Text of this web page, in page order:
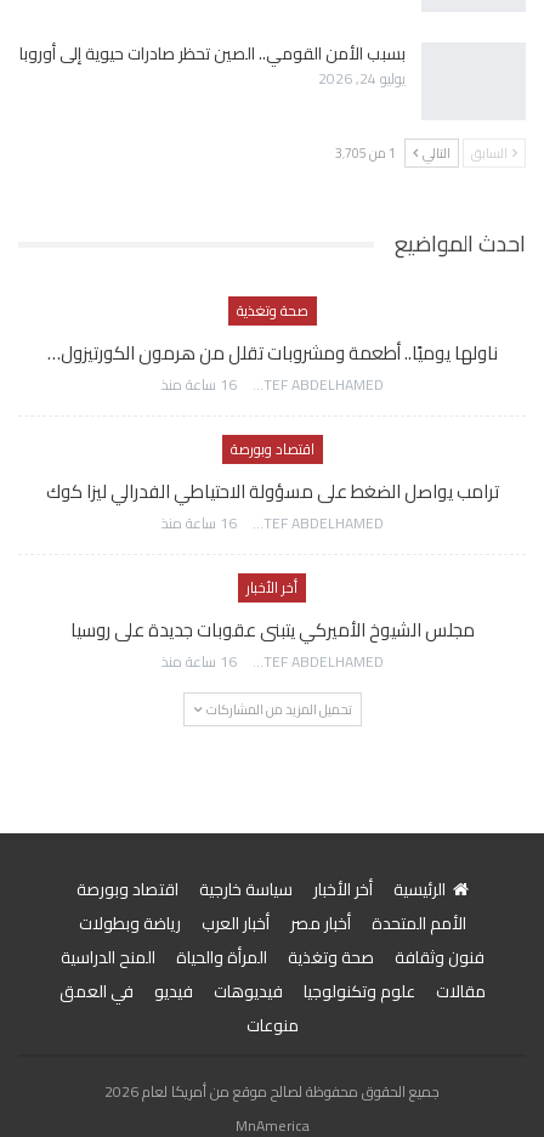
بسبب الأمن القومي.. الصين تحظر صادرات حيوية إلى أوروبا
يوليو 24, 2026
السابق التالي 1 من 3٬705
احدث المواضيع
صحة وتغذية
ناولها يوميًا.. أطعمة ومشروبات تقلل من هرمون الكورتيزول…
AWATEF ABDELHAMED 16 ساعة منذ
اقتصاد وبورصة
ترامب يواصل الضغط على مسؤولة الاحتياطي الفدرالي ليزا كوك
AWATEF ABDELHAMED 16 ساعة منذ
أخر الأخبار
مجلس الشيوخ الأميركي يتبنى عقوبات جديدة على روسيا
AWATEF ABDELHAMED 16 ساعة منذ
تحميل المزيد من المشاركات
الرئيسية أخر الأخبار سياسة خارجية
اقتصاد وبورصة
الأمم المتحدة
أخبار مصر أخبار العرب
رياضة وبطولات
فنون وثقافة
صحة وتغذية المرأة والحياة
المنح الدراسية
مقالات
علوم وتكنولوجيا فيديوهات فيديو
في العمق
منوعات
جميع الحقوق محفوظة لصالح موقع من أمريكا لعام 2026
MnAmerica